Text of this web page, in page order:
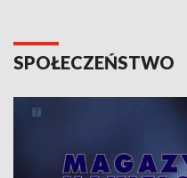
SPOŁECZEŃSTWO